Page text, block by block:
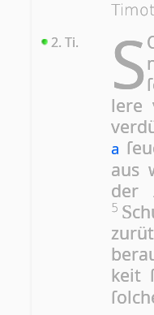
2. Ti. S
lere
a
aus
5 S
keit